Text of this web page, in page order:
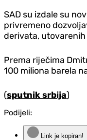
SAD su izdale su
privremeno
derivata,
Prema riječima
100 miliona barela
(sputnik srbija)
Podijeli:
Link je kopiran!